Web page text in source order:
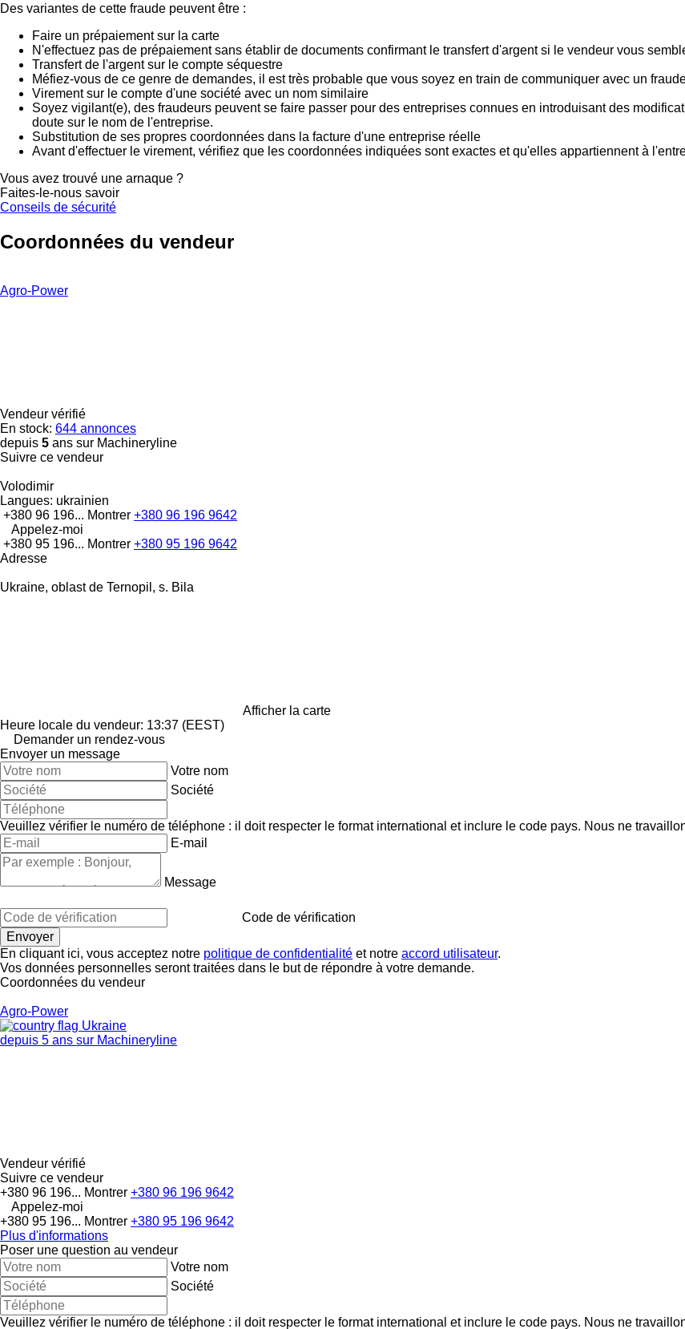
Des variantes de cette fraude peuvent être :
Faire un prépaiement sur la carte
N'effectuez pas de prépaiement sans établir de documents confirmant le transfert d'argent si le vendeur vous
Transfert de l'argent sur le compte séquestre
Méfiez-vous de ce genre de demandes, il est très probable que vous soyez en train de communiquer avec un
Virement sur le compte d'une société avec un nom similaire
Soyez vigilant(e), des fraudeurs peuvent se faire passer pour des entreprises connues en introduisant des
doute sur le nom de l'entreprise.
Substitution de ses propres coordonnées dans la facture d'une entreprise réelle
Avant d'effectuer le virement, vérifiez que les coordonnées indiquées sont exactes et qu'elles appartiennent à
Vous avez trouvé une arnaque ?
Faites-le-nous savoir
Conseils de sécurité
Coordonnées du vendeur
Agro-Power
Vendeur vérifié
En stock: 644 annonces
depuis 5 ans sur Machineryline
Suivre ce vendeur
Volodimir
Langues: ukrainien
+380 96 196... Montrer +380 96 196 9642
Appelez-moi
+380 95 196... Montrer +380 95 196 9642
Adresse
Ukraine, oblast de Ternopil, s. Bila
Afficher la carte
Heure locale du vendeur: 13:37 (EEST)
Demander un rendez-vous
Envoyer un message
Votre nom
Société
Veuillez vérifier le numéro de téléphone : il doit respecter le format international et inclure le code pays. Nous ne
E-mail
Message
Code de vérification
En cliquant ici, vous acceptez notre politique de confidentialité et notre accord utilisateur.
Vos données personnelles seront traitées dans le but de répondre à votre demande.
Coordonnées du vendeur
Agro-Power
Ukraine
depuis 5 ans sur Machineryline
Vendeur vérifié
Suivre ce vendeur
+380 96 196... Montrer +380 96 196 9642
Appelez-moi
+380 95 196... Montrer +380 95 196 9642
Plus d'informations
Poser une question au vendeur
Votre nom
Société
Veuillez vérifier le numéro de téléphone : il doit respecter le format international et inclure le code pays. Nous ne